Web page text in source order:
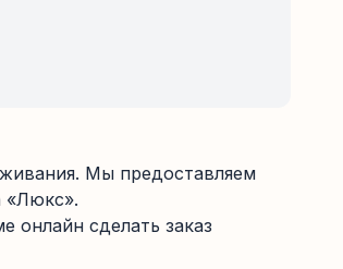
Мы предоставляем
«Люкс».
онлайн сделать заказ